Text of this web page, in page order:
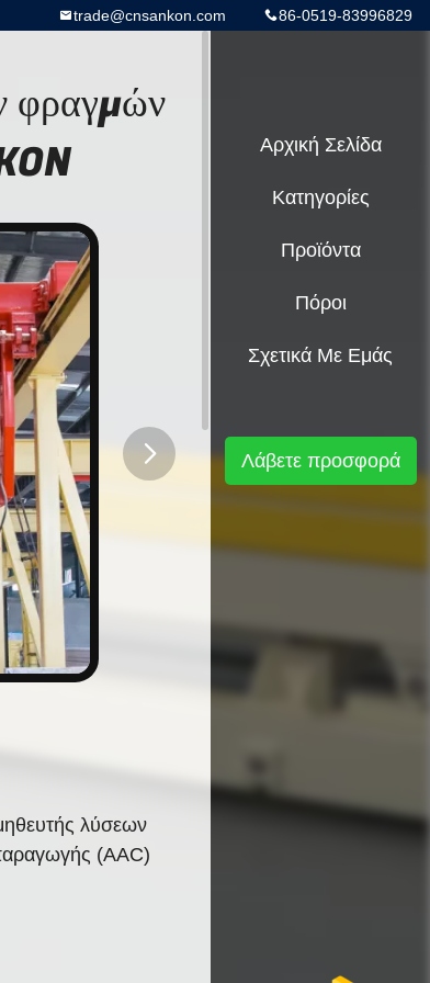
86-0519-83996829
trade@cnsankon.com
φραγμών
λύσεων
(AAC)
Αρχική Σελίδα
Κατηγορίες
Προϊόντα
Πόροι
Σχετικά Με Εμάς
Λάβετε προσφορά